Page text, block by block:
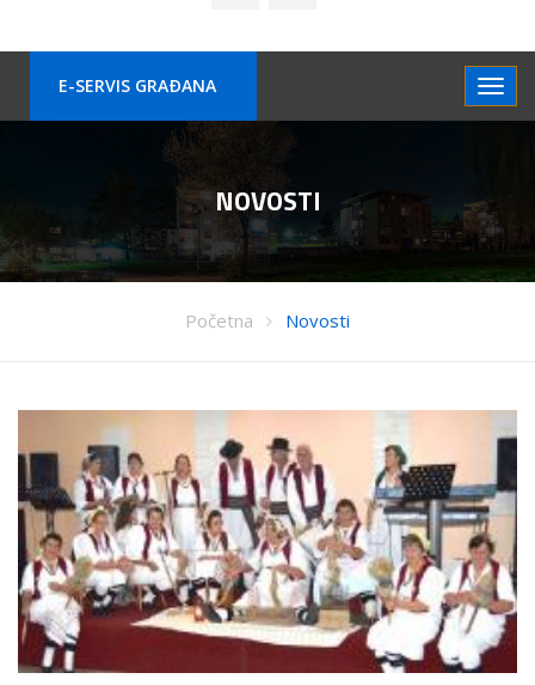
E-SERVIS GRAÐANA
NOVOSTI
Početna Novosti